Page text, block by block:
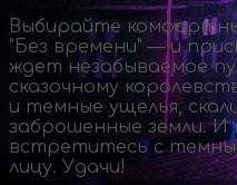
Выбирайте
"Без времени" — и
ждет незабываемое
сказочному
и темные ущелья,
заброшенные земли. И
встретитесь с
лицу. Удачи!